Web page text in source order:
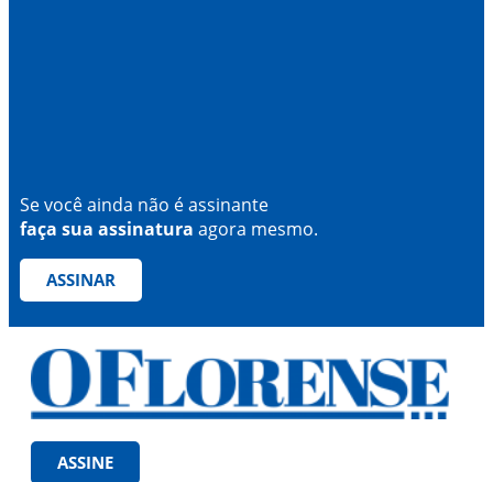
Se você ainda não é assinante
faça sua assinatura agora mesmo.
ASSINAR
ASSINE